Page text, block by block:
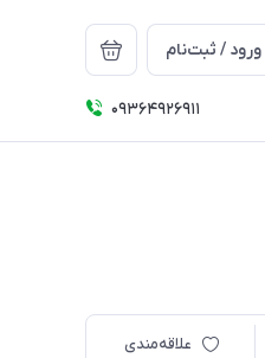
ورود / ثبت‌نام
09364926911
علاقه‌مندی